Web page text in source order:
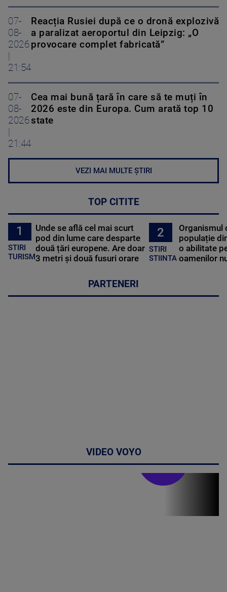
07-
08-
2026
21:54
Reacția Rusiei după ce o dronă explozivă
a paralizat aeroportul din Leipzig: „O
provocare complet fabricată”
07-
08-
2026
21:44
Cea mai bună țară în care să te muți în
2026 este din Europa. Cum arată top 10
state
VEZI MAI MULTE ȘTIRI
TOP CITITE
1
STIRI
TURISM
Unde se află cel mai scurt
pod din lume care desparte
două țări europene. Are doar
3 metri și două fusuri orare
2
STIRI
STIINTA
Organismul
populație
o abilitate
oamenilor
PARTENERI
VIDEO VOYO